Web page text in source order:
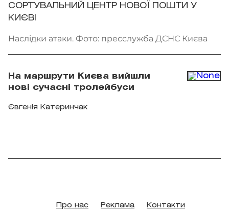
СОРТУВАЛЬНИЙ ЦЕНТР НОВОЇ ПОШТИ У
КИЄВІ
Наслідки атаки. Фото: пресслужба ДСНС Києва
На маршрути Києва вийшли
нові сучасні тролейбуси
Євгенія Катеринчак
Про нас Реклама Контакти